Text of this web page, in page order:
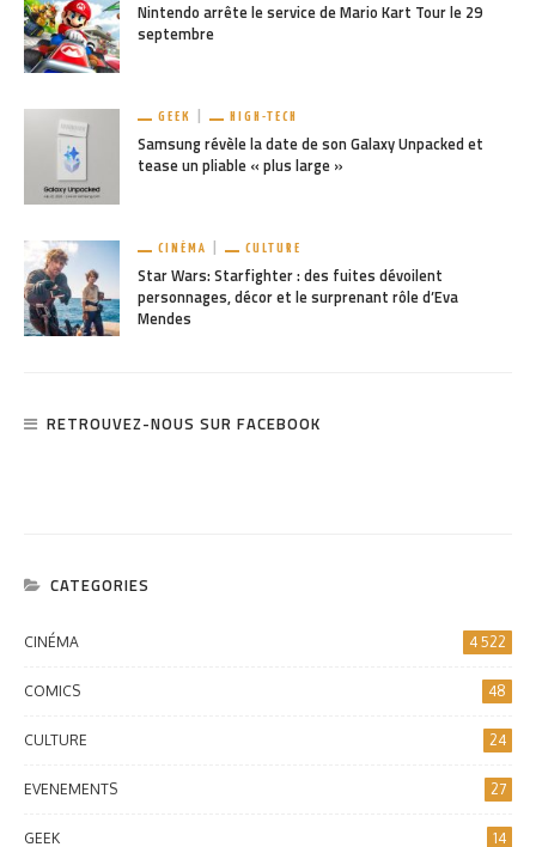
Nintendo arrête le service de Mario Kart Tour le 29
septembre
GEEK HIGH-TECH
Samsung révèle la date de son Galaxy Unpacked et
tease un pliable « plus large »
CINÉMA CULTURE
Star Wars: Starfighter : des fuites dévoilent
personnages, décor et le surprenant rôle d’Eva
Mendes
RETROUVEZ-NOUS SUR FACEBOOK
CATEGORIES
CINÉMA 4 522
COMICS 48
CULTURE 24
EVENEMENTS 27
GEEK 14